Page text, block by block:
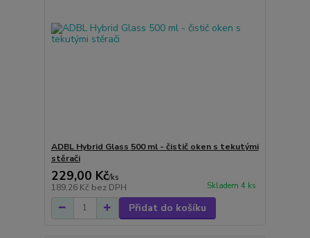
ADBL Hybrid Glass 500 ml - čistič oken s tekutými
stěrači
229,00 Kč/ks
189,26 Kč bez DPH Skladem 4 ks
Přidat do košíku